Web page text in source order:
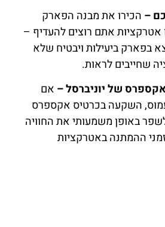
– הכירו את מבנה הפארק
אטרקציות אתם רוצים להעדיף –
בפארק ביעילות ויבטיח שלא
שחייבים לראות.
של יוניברסל – אם
השקעה בכרטיס אקספרס
באופן משמעותי את החוויה
ההמתנה באטרקציות